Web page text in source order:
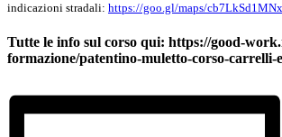
indicazioni stradali: https://goo.gl/maps/
Tutte le info sul corso qui: https://good-
formazione/patentino-muletto-corso-carrelli-